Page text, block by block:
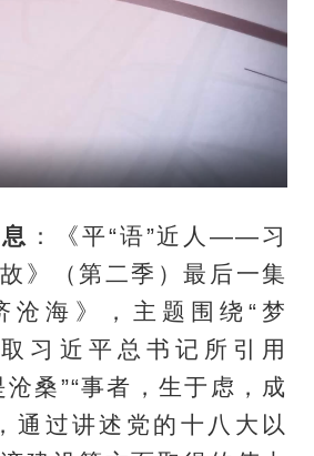
：《平“语”近人——习
》（第二季）最后一集
沧海》，主题围绕“梦
习近平总书记所引用
桑”“事者，生于虑，成
通过讲述党的十八大以